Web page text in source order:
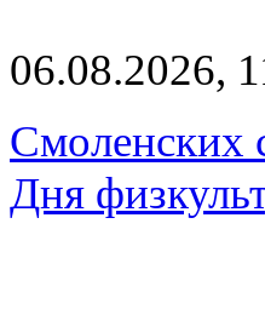
06.08.2026,
Смоленских
Дня